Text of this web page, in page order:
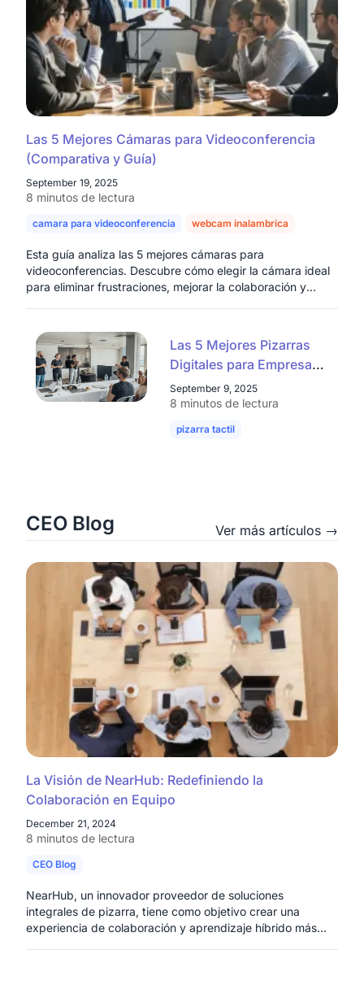
Las 5 Mejores Cámaras para Videoconferencia
(Comparativa y Guía)
September 19, 2025
8 minutos de lectura
camara para videoconferencia webcam inalambrica
Esta guía analiza las 5 mejores cámaras para
videoconferencias. Descubre cómo elegir la cámara ideal
para eliminar frustraciones, mejorar la colaboración y
Las 5 Mejores Pizarras
Digitales para Empresas
en 2025: Guía de
Compra
September 9, 2025
8 minutos de lectura
pizarra tactil
CEO Blog Ver más artículos →
La Visión de NearHub: Redefiniendo la
Colaboración en Equipo
December 21, 2024
8 minutos de lectura
CEO Blog
NearHub, un innovador proveedor de soluciones
integrales de pizarra, tiene como objetivo crear una
experiencia de colaboración y aprendizaje híbrido más